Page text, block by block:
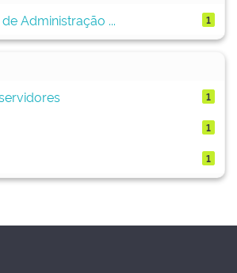
Administração ...
1
1
1
1